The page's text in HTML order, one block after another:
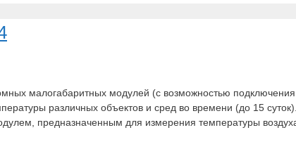
малогабаритных модулей (с возможностью
различных объектов и сред во времени (до 15
предназначенным для измерения температуры